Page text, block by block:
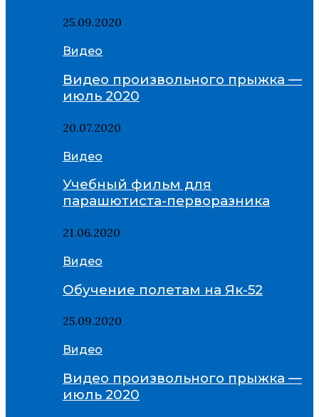
25.09.2020
Видео
Видео произвольного прыжка —
июль 2020
20.07.2020
Видео
Учебный фильм для
парашютиста-перворазника
21.06.2020
Видео
Обучение полетам на Як-52
25.09.2020
Видео
Видео произвольного прыжка —
июль 2020